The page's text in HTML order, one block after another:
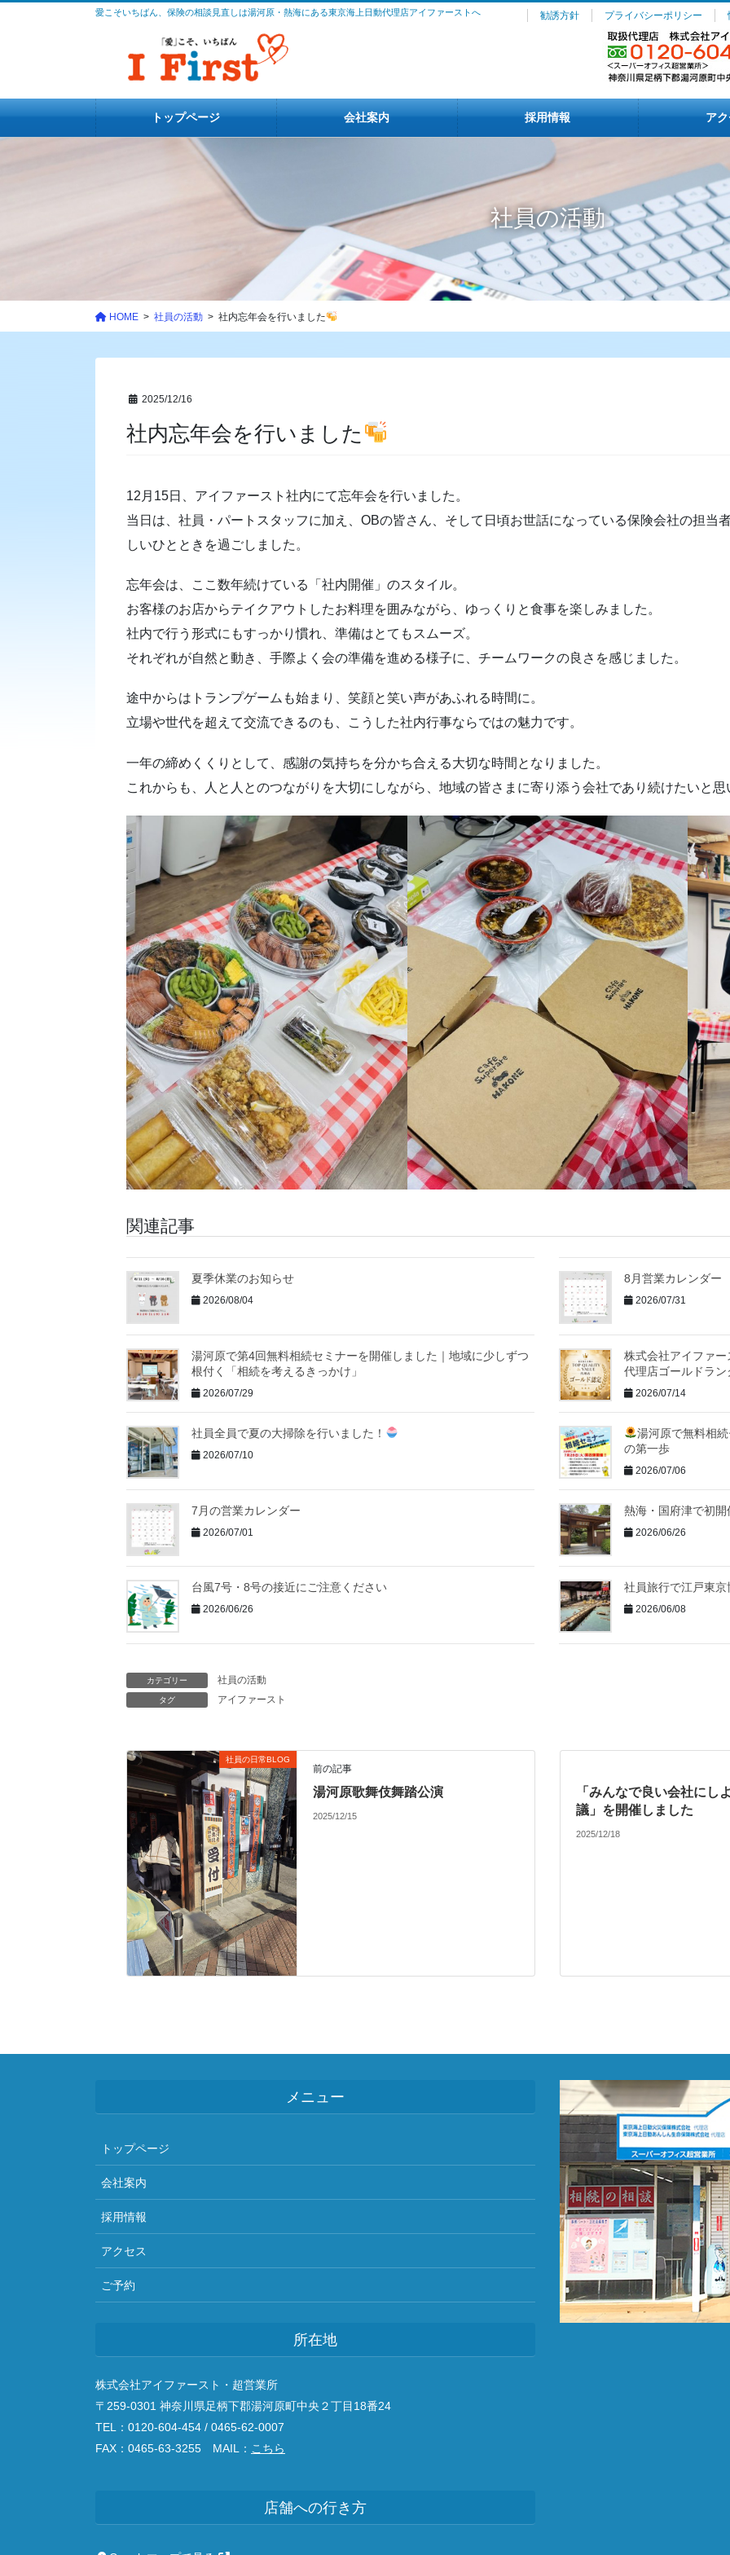
愛こそいちばん、保険の相談見直しは湯河原・熱海にある東京海上日動代理店アイファーストへ 勧誘方針 プライバシーポリシー
トップページ 会社案内 採用情報 ア
社員の活動
HOME 社員の活動 社内忘年会を行いました
2025/12/16
社内忘年会を行いました
12月15日、アイファースト社内にて忘年会を行いました。
当日は、社員・パートスタッフに加え、OBの皆さん、そして日頃お世話になっている保険会社の担当
しいひとときを過ごしました。
忘年会は、ここ数年続けている「社内開催」のスタイル。
お客様のお店からテイクアウトしたお料理を囲みながら、ゆっくりと食事を楽しみました。
社内で行う形式にもすっかり慣れ、準備はとてもスムーズ。
それぞれが自然と動き、手際よく会の準備を進める様子に、チームワークの良さを感じました。
途中からはトランプゲームも始まり、笑顔と笑い声があふれる時間に。
立場や世代を超えて交流できるのも、こうした社内行事ならではの魅力です。
一年の締めくくりとして、感謝の気持ちを分かち合える大切な時間となりました。
これからも、人と人とのつながりを大切にしながら、地域の皆さまに寄り添う会社であり続けたいと思
関連記事
夏季休業のお知らせ
2026/08/04
8月営業カレンダー
2026/07/31
湯河原で第4回無料相続セミナーを開催しました｜地域に少しずつ
根付く「相続を考えるきっかけ」
2026/07/29
株式会社アイファ
代理店ゴールドラ
2026/07/14
社員全員で夏の大掃除を行いました！
2026/07/10
湯河原で無料相
の第一歩
2026/07/06
7月の営業カレンダー
2026/07/01
熱海・国府津で初
2026/06/26
台風7号・8号の接近にご注意ください
2026/06/26
社員旅行で江戸東
2026/06/08
カテゴリー 社員の活動
タグ アイファースト
社員の日常BLOG
前の記事
湯河原歌舞伎舞踏公演
2025/12/15
「みんなで良い会社にし
議」を開催しました
2025/12/18
メニュー
トップページ
会社案内
採用情報
アクセス
ご予約
所在地
株式会社アイファースト・超営業所
〒259-0301 神奈川県足柄下郡湯河原町中央２丁目18番24
TEL：0120-604-454 / 0465-62-0007
FAX：0465-63-3255 MAIL： こちら
店舗への行き方